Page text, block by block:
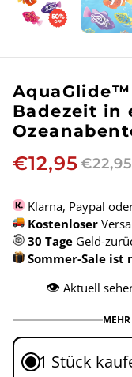
Badezeit in
€12,95€22,95
Klarna, Paypal
Kostenloser
30 Tage Geld-
Sommer-Sale ist
👁️ Aktuell
1 Stück